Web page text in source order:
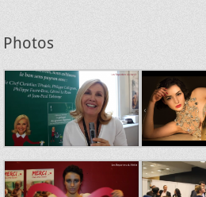
Photos